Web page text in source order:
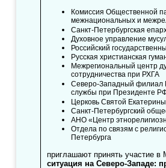
Комиссия Общественной
межнациональных и
Санкт-Петербургская
Духовное управление
Российский
Русская христианская
Межрегиональный центр
сотрудничества при РХГА
Северо-Западный филиал
службы при Президенте
Церковь Святой
Санкт-Петербургский
АНО «Центр
Отдела по связям с
Петербурга
приглашают принять участие
ситуация на Северо-Западе: